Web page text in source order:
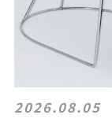
2026.08.05